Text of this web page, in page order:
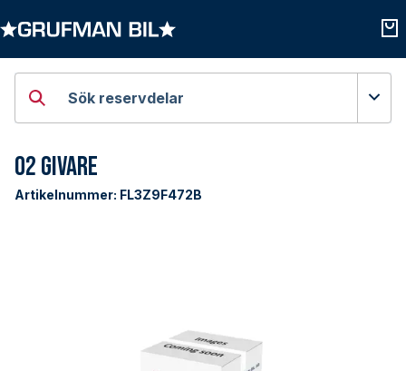
Sök reservdelar
O2 Givare
Artikelnummer: FL3Z9F472B